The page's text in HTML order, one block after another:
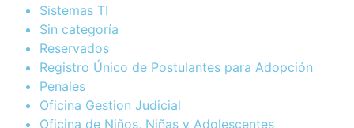
Sistemas TI
Sin categoría
Reservados
Registro Único de Postulantes para Adopción
Penales
Oficina Gestion Judicial
Oficina de Niños, Niñas y Adolescentes